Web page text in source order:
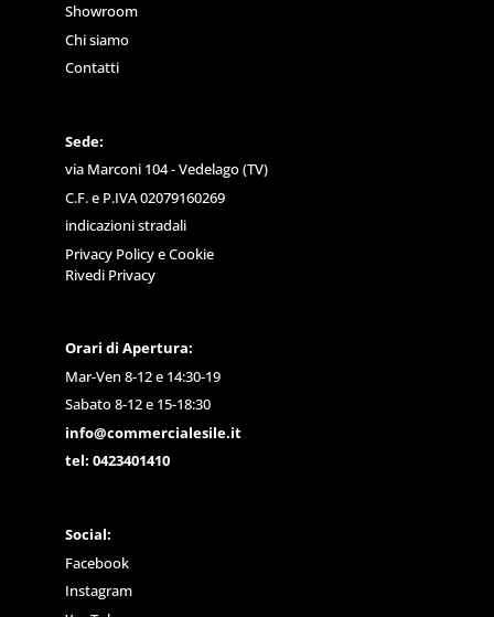
Showroom
Chi siamo
Contatti
Sede:
via Marconi 104 - Vedelago (TV)
C.F. e P.IVA 02079160269
indicazioni stradali
Privacy PolicyeCookie
Rivedi Privacy
Orari di Apertura:
Mar-Ven 8-12 e 14:30-19
Sabato 8-12 e 15-18:30
info@commercialesile.it
tel: 0423401410
Social:
Facebook
Instagram